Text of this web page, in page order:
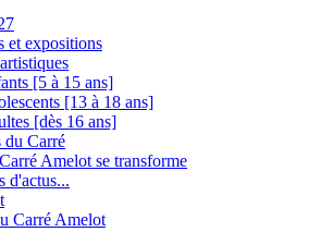
et expositions
[5 à 15 ans]
[13 à 18 ans]
[dès 16 ans]
du Carré
Amelot se transforme
d'actus...
Carré Amelot